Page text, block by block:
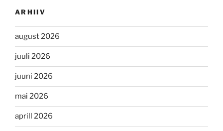
ARHIIV
august 2026
juuli 2026
juuni 2026
mai 2026
aprill 2026